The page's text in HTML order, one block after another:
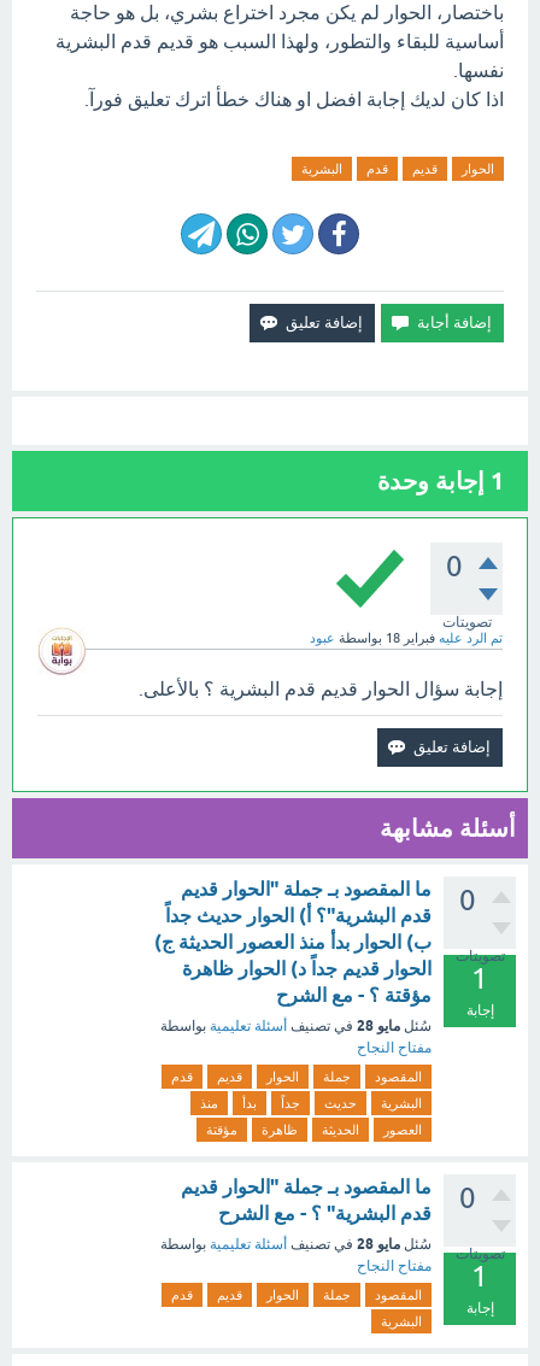
باختصار، الحوار لم يكن مجرد اختراع بشري، بل هو حاجة
أساسية للبقاء والتطور، ولهذا السبب هو قديم قدم البشرية
نفسها.
اذا كان لديك إجابة افضل او هناك خطأ اترك تعليق فورآ.
الحوار قديم قدم البشرية
1 إجابة وحدة
0
تصويتات
تم الرد عليه فبراير 18 بواسطة عبود
إجابة سؤال الحوار قديم قدم البشرية ؟ بالأعلى.
أسئلة مشابهة
0
تصويتات
1
إجابة
ما المقصود بـ جملة "الحوار قديم
قدم البشرية"؟ أ) الحوار حديث جداً
ب) الحوار بدأ منذ العصور الحديثة ج)
الحوار قديم جداً د) الحوار ظاهرة
مؤقتة ؟ - مع الشرح
سُئل مايو 28 في تصنيف أسئلة تعليمية بواسطة
مفتاح النجاح
المقصود جملة الحوار قديم
قدم
البشرية
حديث جداً بدأ
منذ
العصور
الحديثة ظاهرة مؤقتة
0
تصويتات
1
إجابة
ما المقصود بـ جملة "الحوار قديم
قدم البشرية" ؟ - مع الشرح
سُئل مايو 28 في تصنيف أسئلة تعليمية بواسطة
مفتاح النجاح
المقصود جملة الحوار قديم
قدم
البشرية